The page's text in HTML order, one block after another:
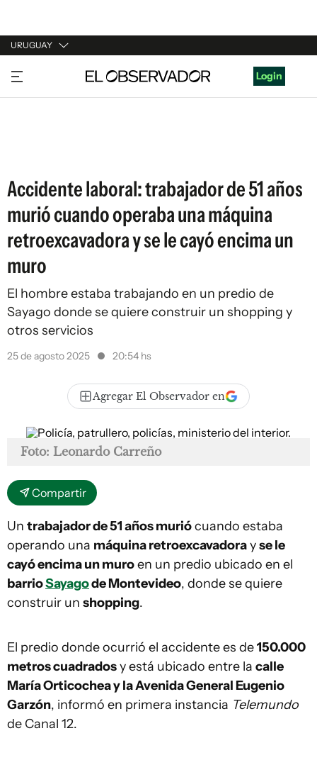
URUGUAY
URUGUAY
ARGENTINA
Login
Accidente laboral: trabajador de 51 años
murió cuando operaba una máquina
retroexcavadora y se le cayó encima un
muro
El hombre estaba trabajando en un predio de
Sayago donde se quiere construir un shopping y
otros servicios
25 de agosto 2025 20:54 hs
Agregar El Observador en
Foto: Leonardo Carreño
Compartir
Un trabajador de 51 años muriócuando estaba
operando una máquina retroexcavadorayse le
cayó encima un muroen un predio ubicado en el
barrioSayagode Montevideo, donde se quiere
construir un shopping.
El predio donde ocurrió el accidente es de150.000
metros cuadradosy está ubicado entre la calle
María Orticochea y la Avenida General Eugenio
Garzón, informó en primera instancia Telemundo
de Canal 12.